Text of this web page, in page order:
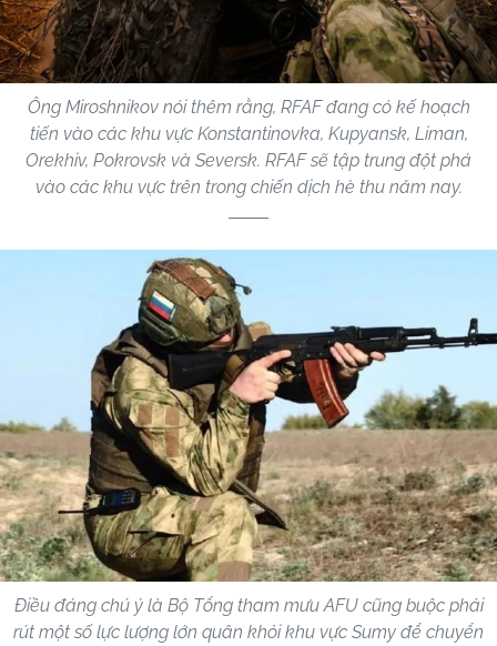
Ông Miroshnikov nói thêm rằng, RFAF đang có kế hoạch
tiến vào các khu vực Konstantinovka, Kupyansk, Liman,
Orekhiv, Pokrovsk và Seversk. RFAF sẽ tập trung đột phá
vào các khu vực trên trong chiến dịch hè thu năm nay.
Điều đáng chú ý là Bộ Tổng tham mưu AFU cũng buộc phải
rút một số lực lượng lớn quân khỏi khu vực Sumy để chuyển